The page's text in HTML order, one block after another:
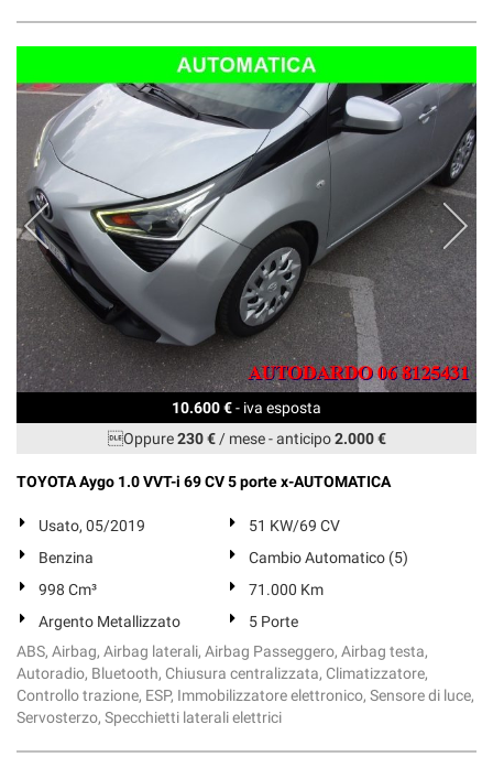
10.600 €- iva esposta
Oppure230 €/ mese-anticipo2.000 €
TOYOTA Aygo 1.0 VVT-i 69 CV 5 porte x-AUTOMATICA
Usato, 05/2019
51 KW/69 CV
Benzina
Cambio Automatico (5)
998 Cm³
71.000 Km
Argento Metallizzato
5 Porte
ABS, Airbag, Airbag laterali, Airbag Passeggero, Airbag testa,
Autoradio, Bluetooth, Chiusura centralizzata, Climatizzatore,
Controllo trazione, ESP, Immobilizzatore elettronico, Sensore di luce,
Servosterzo, Specchietti laterali elettrici